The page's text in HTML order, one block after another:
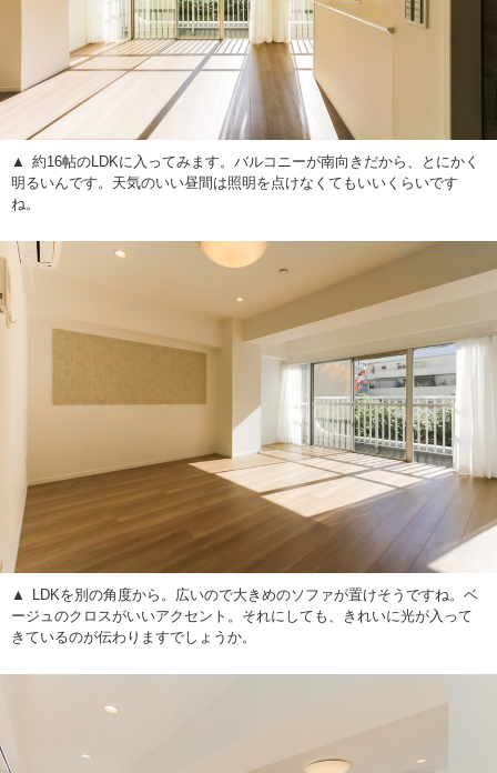
約16帖のLDKに入ってみます。バルコニーが南向きだから、とにかく
明るいんです。天気のいい昼間は照明を点けなくてもいいくらいです
ね。
LDKを別の角度から。広いので大きめのソファが置けそうですね。ベ
ージュのクロスがいいアクセント。それにしても、きれいに光が入って
きているのが伝わりますでしょうか。